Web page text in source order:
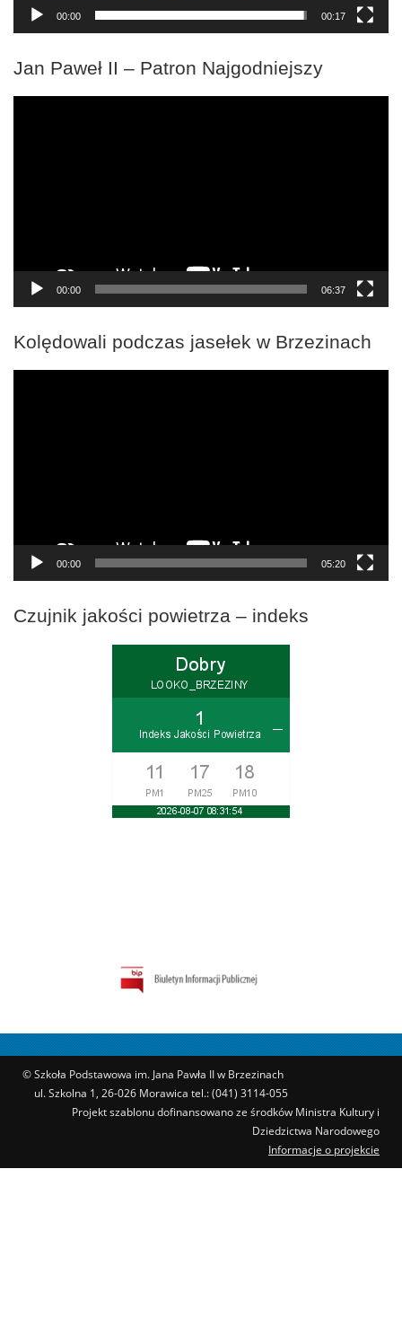
00:00 00:17
Jan Paweł II – Patron Najgodniejszy
00:00 06:37
Kolędowali podczas jasełek w Brzezinach
00:00 05:20
Czujnik jakości powietrza – indeks
© Szkoła Podstawowa im. Jana Pawła II w Brzezinach
ul. Szkolna 1, 26-026 Morawica tel.: (041) 3114-055
Projekt szablonu dofinansowano ze środków Ministra Kultury i
Dziedzictwa Narodowego
Informacje o projekcie